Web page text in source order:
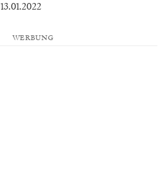
13.01.2022
WERBUNG